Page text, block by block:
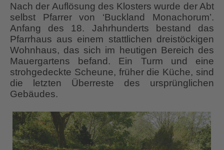
Nach der Auflösung des Klosters wurde der Abt
selbst Pfarrer von ‘Buckland Monachorum’.
Anfang des 18. Jahrhunderts bestand das
Pfarrhaus aus einem stattlichen dreistöckigen
Wohnhaus, das sich im heutigen Bereich des
Mauergartens befand. Ein Turm und eine
strohgedeckte Scheune, früher die Küche, sind
die letzten Überreste des ursprünglichen
Gebäudes.